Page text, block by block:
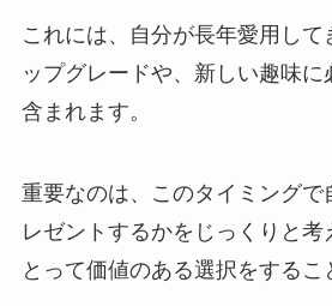
これには、自分が長年愛用して
ップグレードや、新しい趣味
含まれます。
重要なのは、このタイミングで
レゼントするかをじっくりと考
とって価値のある選択をするこ